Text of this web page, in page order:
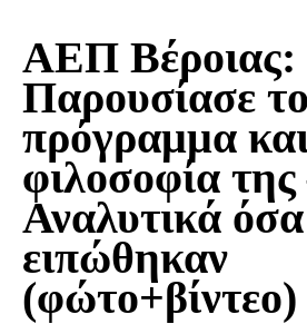
ΑΕΠ Βέροιας:
Παρουσίασε το
πρόγραμμα
φιλοσοφία της
Αναλυτικά όσα
ειπώθηκαν
(φώτο+βίντεο)